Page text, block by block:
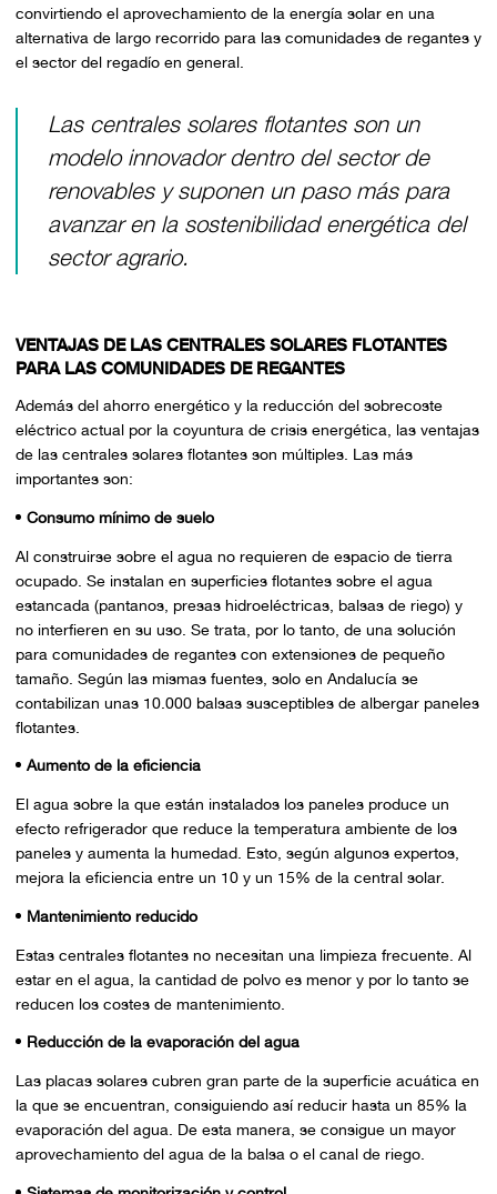
convirtiendo el aprovechamiento de la energía solar en una
alternativa de largo recorrido para las comunidades de regantes y
el sector del regadío en general.
Las centrales solares flotantes son un
modelo innovador dentro del sector de
renovables y suponen un paso más para
avanzar en la sostenibilidad energética del
sector agrario.
VENTAJAS DE LAS CENTRALES SOLARES FLOTANTES
PARA LAS COMUNIDADES DE REGANTES
Además del ahorro energético y la reducción del sobrecoste
eléctrico actual por la coyuntura de crisis energética, las ventajas
de las centrales solares flotantes son múltiples. Las más
importantes son:
Consumo mínimo de suelo
Al construirse sobre el agua no requieren de espacio de tierra
ocupado. Se instalan en superficies flotantes sobre el agua
estancada (pantanos, presas hidroeléctricas, balsas de riego) y
no interfieren en su uso. Se trata, por lo tanto, de una solución
para comunidades de regantes con extensiones de pequeño
tamaño. Según las mismas fuentes, solo en Andalucía se
contabilizan unas 10.000 balsas susceptibles de albergar paneles
flotantes.
Aumento de la eficiencia
El agua sobre la que están instalados los paneles produce un
efecto refrigerador que reduce la temperatura ambiente de los
paneles y aumenta la humedad. Esto, según algunos expertos,
mejora la eficiencia entre un 10 y un 15% de la central solar.
Mantenimiento reducido
Estas centrales flotantes no necesitan una limpieza frecuente. Al
estar en el agua, la cantidad de polvo es menor y por lo tanto se
reducen los costes de mantenimiento.
Reducción de la evaporación del agua
Las placas solares cubren gran parte de la superficie acuática en
la que se encuentran, consiguiendo así reducir hasta un 85% la
evaporación del agua. De esta manera, se consigue un mayor
aprovechamiento del agua de la balsa o el canal de riego.